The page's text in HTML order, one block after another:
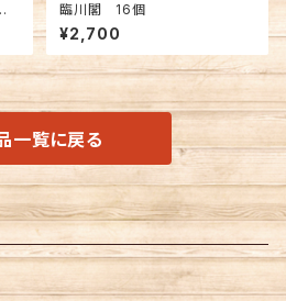
臨川閣 16個
¥2,700
一覧に戻る